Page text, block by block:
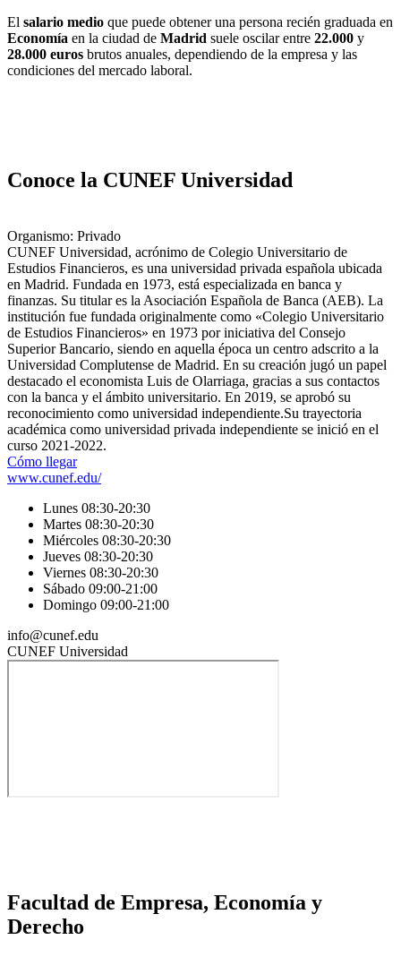
El salario medio que puede obtener una persona recién graduada en
Economía en la ciudad de Madrid suele oscilar entre 22.000 y
28.000 euros brutos anuales, dependiendo de la empresa y las
condiciones del mercado laboral.
Conoce la CUNEF Universidad
Organismo: Privado
CUNEF Universidad, acrónimo de Colegio Universitario de
Estudios Financieros, es una universidad privada española ubicada
en Madrid. Fundada en 1973, está especializada en banca y
finanzas. Su titular es la Asociación Española de Banca (AEB). La
institución fue fundada originalmente como «Colegio Universitario
de Estudios Financieros» en 1973 por iniciativa del Consejo
Superior Bancario, siendo en aquella época un centro adscrito a la
Universidad Complutense de Madrid.​ En su creación jugó un papel
destacado el economista Luis de Olarriaga, gracias a sus contactos
con la banca y el ámbito universitario.​ En 2019, se aprobó su
reconocimiento como universidad independiente.​ Su trayectoria
académica como universidad privada independiente se inició en el
curso 2021-2022.
Cómo llegar
www.cunef.edu/
Lunes 08:30-20:30
Martes 08:30-20:30
Miércoles 08:30-20:30
Jueves 08:30-20:30
Viernes 08:30-20:30
Sábado 09:00-21:00
Domingo 09:00-21:00
info@cunef.edu
CUNEF Universidad
Facultad de Empresa, Economía y
Derecho